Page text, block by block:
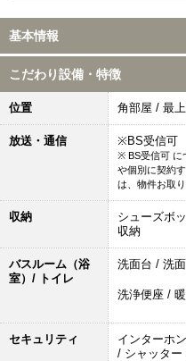
基本情報
こだわり設備・特徴
位置 角部屋 / 最
放送・通信 ※BS受信可
※ BS受信可 に
や個別に契約
は、物件お取
収納
シューズボ
収納
バスルーム（浴
室）/ トイレ
洗面台 / 洗
洗浄便座 /
セキュリティ
インターホ
/ シャッター